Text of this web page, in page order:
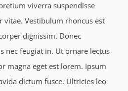
viverra suspendisse
Vestibulum rhoncus est
dignissim. Donec
nec feugiat in. Ut ornare lectus
magna eget est lorem. Ipsum
dictum fusce. Ultricies leo